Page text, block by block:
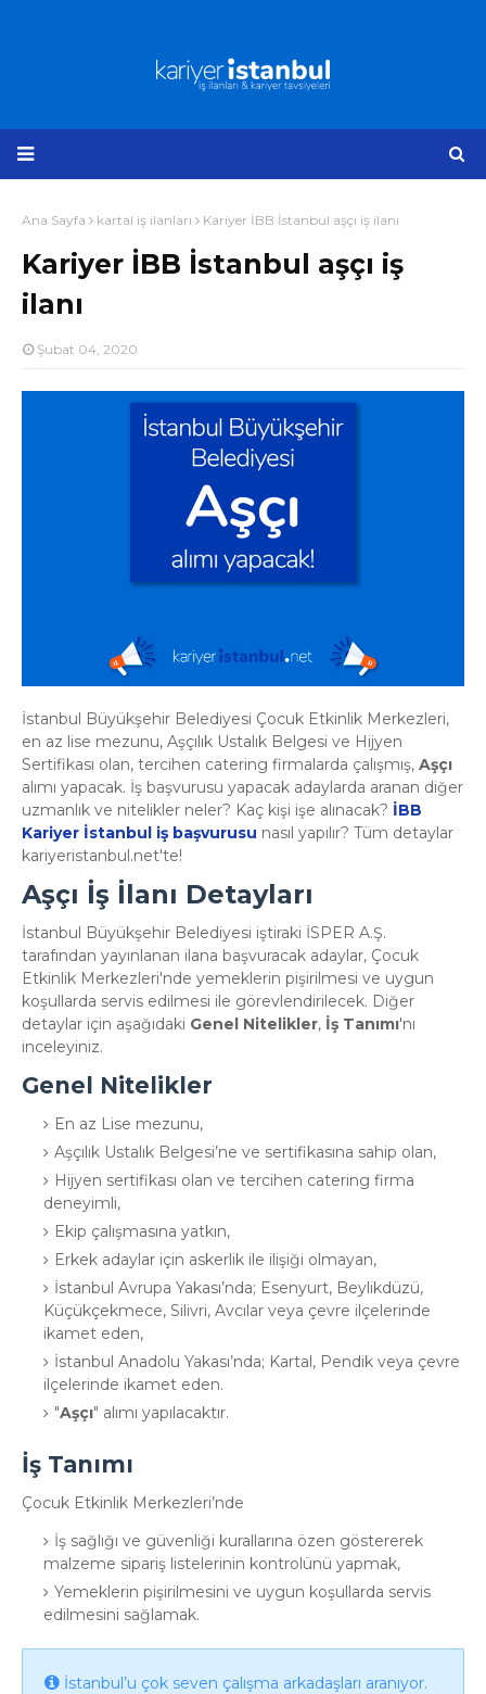
Ana Sayfa kartal iş ilanları Kariyer İBB İstanbul aşçı iş ilanı
Kariyer İBB İstanbul aşçı iş
ilanı
Şubat 04, 2020
İstanbul Büyükşehir Belediyesi Çocuk Etkinlik Merkezleri,
en az lise mezunu, Aşçılık Ustalık Belgesi ve Hijyen
Sertifikası olan, tercihen catering firmalarda çalışmış, Aşçı
alımı yapacak. İş başvurusu yapacak adaylarda aranan diğer
uzmanlık ve nitelikler neler? Kaç kişi işe alınacak? İBB
Kariyer İstanbul iş başvurusu nasıl yapılır? Tüm detaylar
kariyeristanbul.net'te!
Aşçı İş İlanı Detayları
İstanbul Büyükşehir Belediyesi iştiraki İSPER A.Ş.
tarafından yayınlanan ilana başvuracak adaylar, Çocuk
Etkinlik Merkezleri'nde yemeklerin pişirilmesi ve uygun
koşullarda servis edilmesi ile görevlendirilecek. Diğer
detaylar için aşağıdaki Genel Nitelikler, İş Tanımı'nı
inceleyiniz.
Genel Nitelikler
En az Lise mezunu,
Aşçılık Ustalık Belgesi’ne ve sertifikasına sahip olan,
Hijyen sertifikası olan ve tercihen catering firma
deneyimli,
Ekip çalışmasına yatkın,
Erkek adaylar için askerlik ile ilişiği olmayan,
İstanbul Avrupa Yakası’nda; Esenyurt, Beylikdüzü,
Küçükçekmece, Silivri, Avcılar veya çevre ilçelerinde
ikamet eden,
İstanbul Anadolu Yakası’nda; Kartal, Pendik veya çevre
ilçelerinde ikamet eden.
"Aşçı" alımı yapılacaktır.
İş Tanımı
Çocuk Etkinlik Merkezleri’nde
İş sağlığı ve güvenliği kurallarına özen göstererek
malzeme sipariş listelerinin kontrolünü yapmak,
Yemeklerin pişirilmesini ve uygun koşullarda servis
edilmesini sağlamak.
İstanbul’u çok seven çalışma arkadaşları aranıyor.